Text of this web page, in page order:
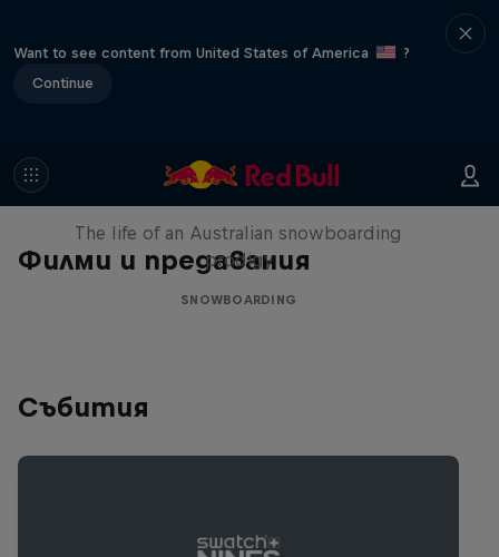
Want to see content from United States of America
?
Continue
Филми и предавания
Volare: Valentino Guseli
The life of an Australian snowboarding
prodigy
SNOWBOARDING
Събития